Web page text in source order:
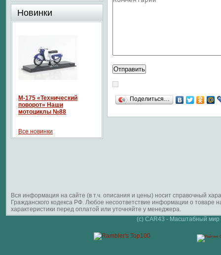
Поделиться…
Новинки
М-175 «Технический
поворот» Наши
мотоциклы №88
Все новинки
Вся информация на сайте (в т.ч. описания и цены) носит справочный
Гражданского кодекса РФ. Любое несоответствие информации о
характеристики перед оплатой или уточняйте у менеджера.
(c) CAR43 - Масштабный мир